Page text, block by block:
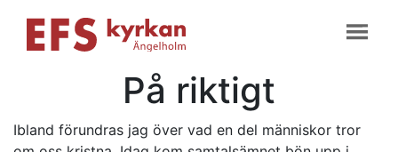
På riktigt
Ibland förundras jag över vad en del människor tror